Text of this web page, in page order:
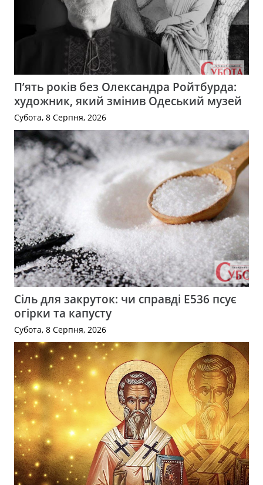
П’ять років без Олександра Ройтбурда:
художник, який змінив Одеський музей
Субота, 8 Серпня, 2026
Сіль для закруток: чи справді Е536 псує
огірки та капусту
Субота, 8 Серпня, 2026